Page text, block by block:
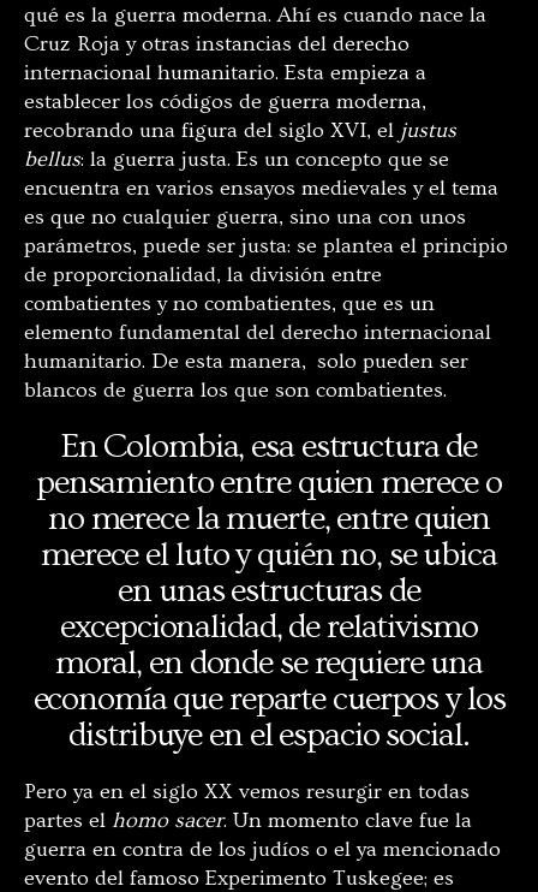
qué es la guerra moderna. Ahí es cuando nace la
Cruz Roja y otras instancias del derecho
internacional humanitario. Esta empieza a
establecer los códigos de guerra moderna,
recobrando una figura del siglo XVI, el justus
bellus: la guerra justa. Es un concepto que se
encuentra en varios ensayos medievales y el tema
es que no cualquier guerra, sino una con unos
parámetros, puede ser justa: se plantea el principio
de proporcionalidad, la división entre
combatientes y no combatientes, que es un
elemento fundamental del derecho internacional
humanitario. De esta manera, solo pueden ser
blancos de guerra los que son combatientes.
En Colombia, esa estructura de
pensamiento entre quien merece o
no merece la muerte, entre quien
merece el luto y quién no, se ubica
en unas estructuras de
excepcionalidad, de relativismo
moral, en donde se requiere una
economía que reparte cuerpos y los
distribuye en el espacio social.
Pero ya en el siglo XX vemos resurgir en todas
partes el homo sacer. Un momento clave fue la
guerra en contra de los judíos o el ya mencionado
evento del famoso Experimento Tuskegee; es